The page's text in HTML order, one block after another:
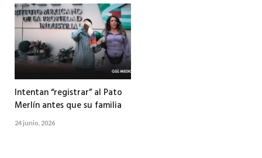
Intentan “registrar” al Pato
Merlín antes que su familia
24 junio, 2026